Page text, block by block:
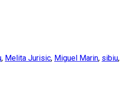
, Melita Jurisic, Miguel Marin, sibiu,